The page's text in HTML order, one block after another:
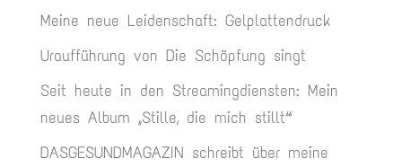
Meine neue Leidenschaft: Gelplattendruck
Uraufführung von Die Schöpfung singt
Seit heute in den Streamingdiensten: Mein
neues Album „Stille, die mich stillt“
DASGESUNDMAGAZIN schreibt über meine